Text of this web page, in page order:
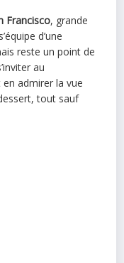
Francisco, grande
d’une
reste un point de
au
admirer la vue
tout sauf